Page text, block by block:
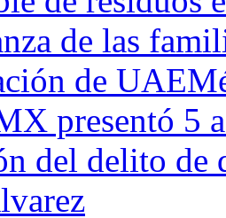
de las
de
presentó 5
del delito de